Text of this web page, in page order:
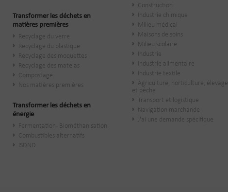
Transformer les déchets en
matières premières
Recyclage du verre
Recyclage du plastique
Recyclage des moquettes
Recyclage des matelas
Compostage
Nos matières premières
Transformer les déchets en
énergie
Fermentation - Biométhanisation
Combustibles alternatifs
ISDND
Construction
Industrie chimique
Milieu médical
Maisons de soins
Milieu scolaire
Industrie
Industrie alimentaire
Industrie textile
Agriculture, horticulture, élevage
et pêche
Transport et logistique
Navigation marchande
J'ai une demande spécifique